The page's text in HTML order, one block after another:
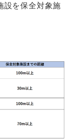
設を保全対象施